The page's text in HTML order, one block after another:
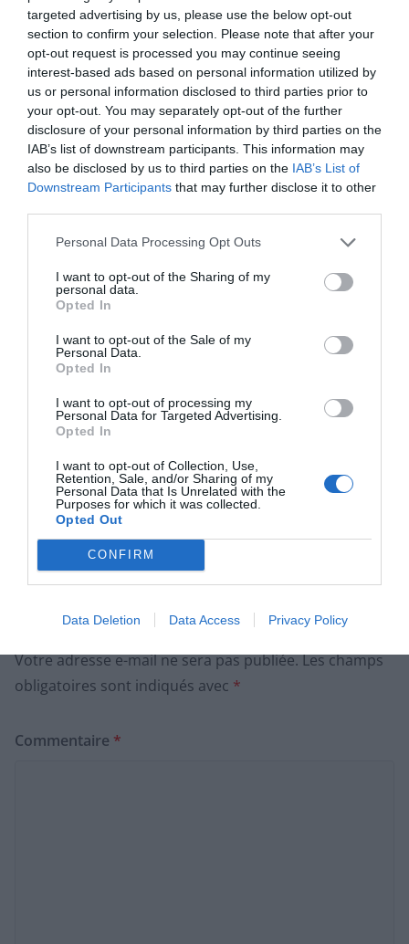
targeted advertising by us, please use the below opt-out
section to confirm your selection. Please note that after your
opt-out request is processed you may continue seeing
interest-based ads based on personal information utilized by
us or personal information disclosed to third parties prior to
your opt-out. You may separately opt-out of the further
disclosure of your personal information by third parties on the
IAB’s list of downstream participants. This information may
also be disclosed by us to third parties on the IAB’s List of
Downstream Participants that may further disclose it to other
Personal Data Processing Opt Outs
I want to opt-out of the Sharing of my
personal data.
Opted In
I want to opt-out of the Sale of my
Personal Data.
Opted In
I want to opt-out of processing my
Personal Data for Targeted Advertising.
Opted In
I want to opt-out of Collection, Use,
Retention, Sale, and/or Sharing of my
Personal Data that Is Unrelated with the
Purposes for which it was collected.
Opted Out
CONFIRM
Data Deletion Data Access Privacy Policy
Au retour des courses, vérifiez et fermez
soigneusement tous les emballages
sensibles.
Chaque semaine, jetez un œil à la farine et
aux autres produits entamés.
Consommez en priorité ce qui est déjà ouvert
pour éviter la formation de stocks oubliés.
Sources
«Mites dans la cuisine et l’armoire : cette
méthode naturelle sans produits chimiques
remplace vos bombes insecticides à la
maison»
4 astuces infaillibles pour garder vos fraises fraîches
plus longtemps
Révolution Fondue : découvrez la nouvelle façon
conviviale de se régaler
Laisser un commentaire
Votre adresse e-mail ne sera pas publiée.Les champs
obligatoires sont indiqués avec *
Commentaire *